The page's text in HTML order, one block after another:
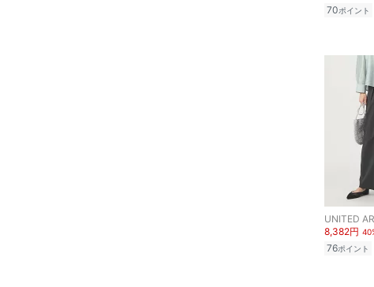
70ポイント
8,382円
76ポイント